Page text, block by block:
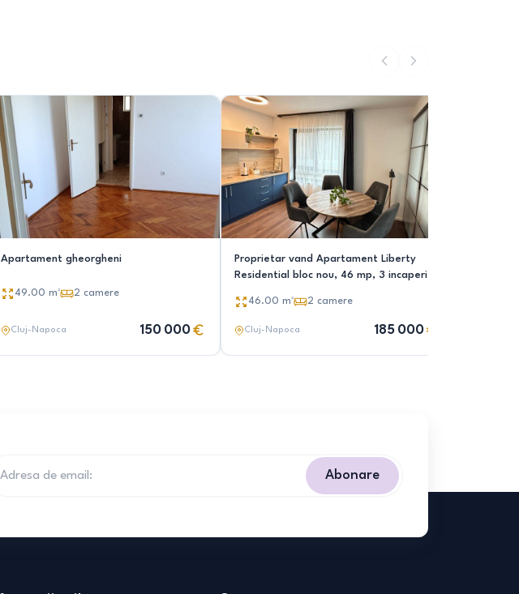
Apartament gheorgheni
49.00 m² 2 camere
Cluj-Napoca 150 000
Proprietar vand Apartament Liberty
Residential bloc nou, 46 mp, 3 incaperi,
Feroviari, parc Armaturii
46.00 m² 2 camere
Cluj-Napoca 185 000
Abonare